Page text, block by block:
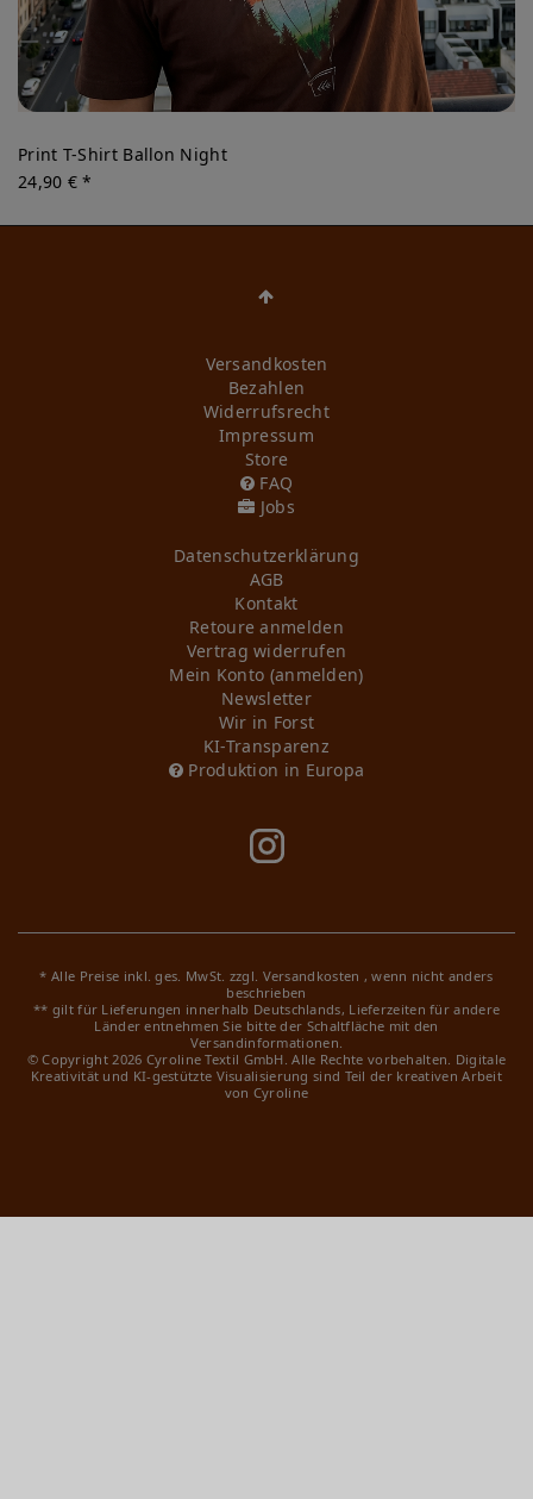
Print T-Shirt Ballon Night
24,90 € *
Versandkosten
Bezahlen
Widerrufs­recht
Impressum
Store
FAQ
Jobs
Daten­schutz­erklärung
AGB
Kontakt
Retoure anmelden
Vertrag widerrufen
Mein Konto (anmelden)
Newsletter
Wir in Forst
KI-Transparenz
Produktion in Europa
* Alle Preise inkl. ges. MwSt. zzgl. Versandkosten , wenn nicht anders
beschrieben
** gilt für Lieferungen innerhalb Deutschlands, Lieferzeiten für andere
Länder entnehmen Sie bitte der Schaltfläche mit den
Versandinformationen.
© Copyright 2026 Cyroline Textil GmbH. Alle Rechte vorbehalten. Digitale
Kreativität und KI-gestützte Visualisierung sind Teil der kreativen Arbeit
von Cyroline